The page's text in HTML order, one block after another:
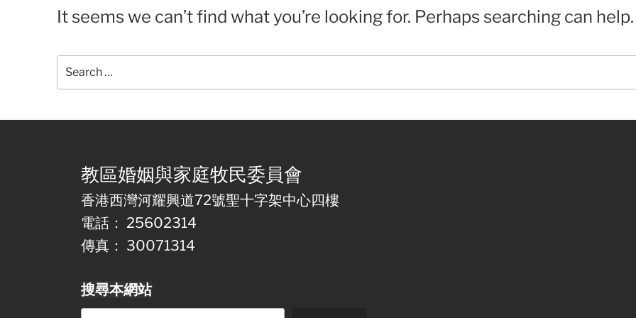
It seems we can’t find what you’re looking for. Perhaps searching can help.
for:
教區婚姻與家庭牧民委員會
香港西灣河耀興道72號聖十字架中心四樓
電話： 25602314
傳真： 30071314
搜尋本網站